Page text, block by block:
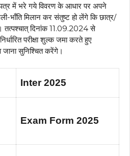
पत्र में भरे गये विवरण के आधार पर अपने
भाँति मिलान कर संतुष्ट हो लेंगे कि छात्र/
तत्पश्चात् दिनांक 11.09.2024 से
परीक्षा शुल्क जमा करते हुए
सुनिश्चित करेंगे।
Inter 2025
Exam Form 2025